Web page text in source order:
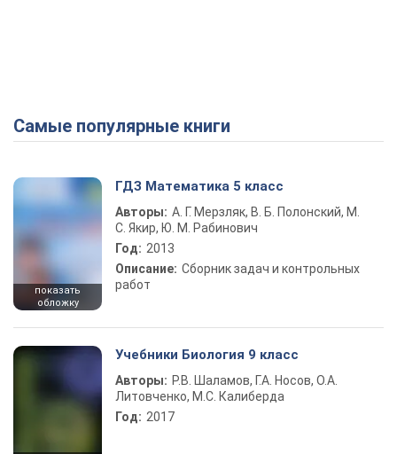
Самые популярные книги
показать
обложку
ГДЗ Математика 5 класс
Авторы: А. Г. Мерзляк, В. Б. Полонский, М.
С. Якир, Ю. М. Рабинович
Год: 2013
Описание: Сборник задач и контрольных
работ
Учебники Биология 9 класс
Авторы: Р.В. Шаламов, Г.А. Носов, О.А.
Литовченко, М.С. Калиберда
Год: 2017